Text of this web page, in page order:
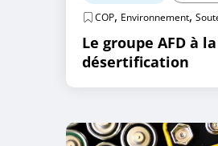
COP, Environnement,
Le groupe AFD à
désertification